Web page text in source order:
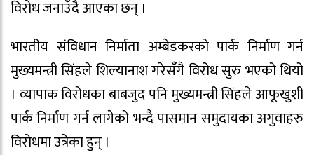
विरोध जनाउँदै आएका छन् ।
भारतीय संविधान निर्माता अम्बेडकरको पार्क निर्माण गर्न
मुख्यमन्त्री सिंहले शिल्यानाश गरेसँगै विरोध सुरु भएको थियो
। व्यापाक विरोधका बाबजुद पनि मुख्यमन्त्री सिंहले आफूखुशी
पार्क निर्माण गर्न लागेको भन्दै पासमान समुदायका अगुवाहरु
विरोधमा उत्रेका हुन् ।